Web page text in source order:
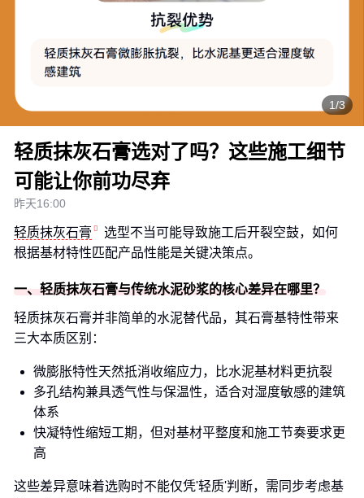
1/3
轻质抹灰石膏选对了吗？这些施工细节
可能让你前功尽弃
昨天16:00
轻质抹灰石膏
选型不当可能导致施工后开裂空鼓，如何
根据基材特性匹配产品性能是关键决策点。
一、轻质抹灰石膏与传统水泥砂浆的核心差异在哪里？
轻质抹灰石膏并非简单的水泥替代品，其石膏基特性带来
三大本质区别：
微膨胀特性天然抵消收缩应力，比水泥基材料更抗裂
多孔结构兼具透气性与保温性，适合对湿度敏感的建筑
体系
快凝特性缩短工期，但对基材平整度和施工节奏要求更
高
这些差异意味着选购时不能仅凭'轻质'判断，需同步考虑基